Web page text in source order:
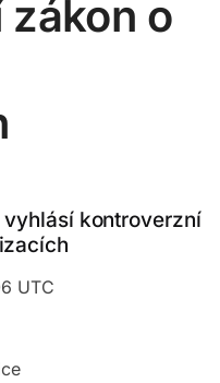
o
vyhlásí kontroverzní
UTC